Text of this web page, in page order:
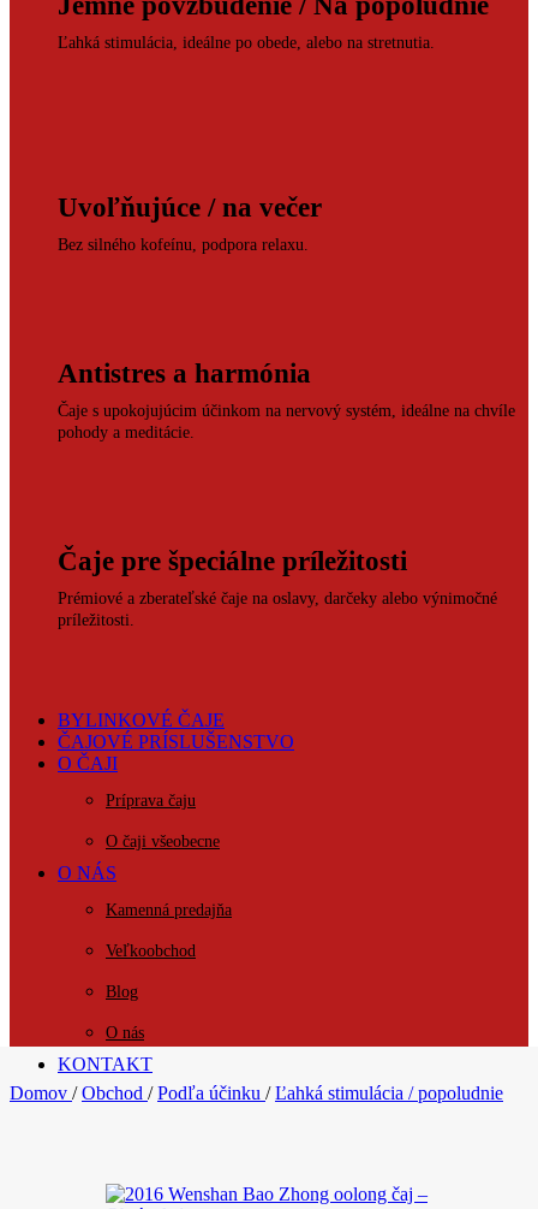
Ľahká stimulácia, ideálne po obede, alebo na stretnutia.
Uvoľňujúce / na večer
Bez silného kofeínu, podpora relaxu.
Antistres a harmónia
Čaje s upokojujúcim účinkom na nervový systém, ideálne na chvíle
pohody a meditácie.
Čaje pre špeciálne príležitosti
Prémiové a zberateľské čaje na oslavy, darčeky alebo výnimočné
príležitosti.
BYLINKOVÉ ČAJE
ČAJOVÉ PRÍSLUŠENSTVO
O ČAJI
Príprava čaju
O čaji všeobecne
O NÁS
Kamenná predajňa
Veľkoobchod
Blog
O nás
KONTAKT
Domov / Obchod / Podľa účinku / Ľahká stimulácia / popoludnie